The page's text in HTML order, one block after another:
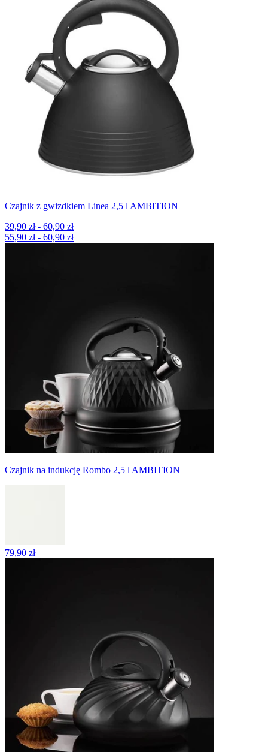
Czajnik z gwizdkiem Linea 2,5 l AMBITION
39,90 zł - 60,90 zł
55,90 zł - 60,90 zł
Czajnik na indukcję Rombo 2,5 l AMBITION
79,90 zł